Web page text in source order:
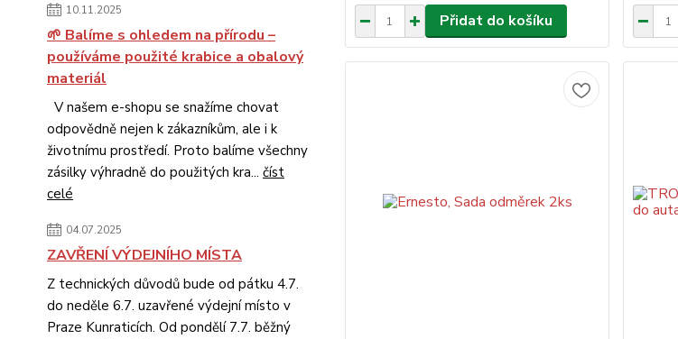
10.11.2025
🌱 Balíme s ohledem na přírodu –
používáme použité krabice a obalový
materiál
V našem e-shopu se snažíme chovat
odpovědně nejen k zákazníkům, ale i k
životnímu prostředí. Proto balíme všechny
zásilky výhradně do použitých kra... číst
celé
04.07.2025
ZAVŘENÍ VÝDEJNÍHO MÍSTA
Z technických důvodů bude od pátku 4.7.
do neděle 6.7. uzavřené výdejní místo v
Praze Kunraticích. Od pondělí 7.7. běžný
Přidat do košíku